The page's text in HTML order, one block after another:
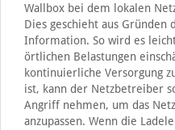
Wallbox bei dem lokalen
Dies geschieht aus
Information. So wird es
örtlichen Belastungen
kontinuierliche Versorgung
ist, kann der Netzbetreiber
Angriff nehmen, um das
anzupassen. Wenn die